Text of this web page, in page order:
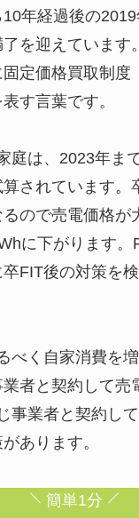
年経過後の
を迎えています
定価格買取制度
す言葉です。
庭は、2023年ま
されています。
ので売電価格が
に下がります。
FIT後の対策を
べく自家消費を
者と契約して売
事業者と契約し
あります。
簡単1分